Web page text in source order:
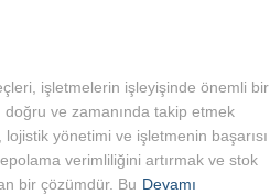
işletmelerin işleyişinde önemli bir
ve zamanında takip etmek
yönetimi ve işletmenin başarısı
verimliliğini artırmak ve stok
bir çözümdür. Bu Devamı